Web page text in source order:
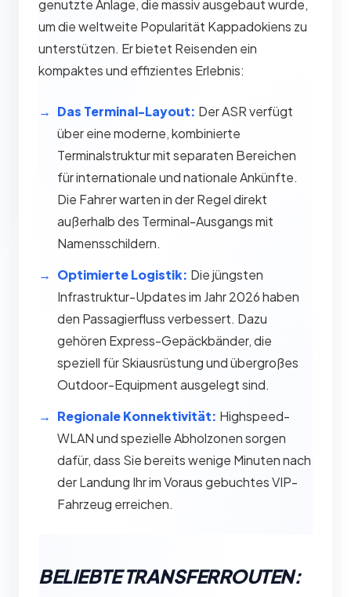
genutzte Anlage, die massiv ausgebaut wurde,
um die weltweite Popularität Kappadokiens zu
unterstützen. Er bietet Reisenden ein
kompaktes und effizientes Erlebnis:
Das Terminal-Layout: Der ASR verfügt
über eine moderne, kombinierte
Terminalstruktur mit separaten Bereichen
für internationale und nationale Ankünfte.
Die Fahrer warten in der Regel direkt
außerhalb des Terminal-Ausgangs mit
Namensschildern.
Optimierte Logistik: Die jüngsten
Infrastruktur-Updates im Jahr 2026 haben
den Passagierfluss verbessert. Dazu
gehören Express-Gepäckbänder, die
speziell für Skiausrüstung und übergroßes
Outdoor-Equipment ausgelegt sind.
Regionale Konnektivität: Highspeed-
WLAN und spezielle Abholzonen sorgen
dafür, dass Sie bereits wenige Minuten nach
der Landung Ihr im Voraus gebuchtes VIP-
Fahrzeug erreichen.
BELIEBTE TRANSFERROUTEN: